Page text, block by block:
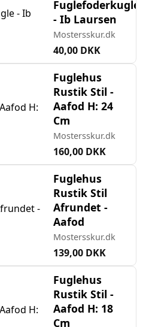
Fuglefoderkugle
- Ib Laursen
Mostersskur.dk
40,00 DKK
Fuglehus
Rustik Stil -
Aafod H: 24
Cm
Mostersskur.dk
160,00 DKK
Fuglehus
Rustik Stil
Afrundet -
Aafod
Mostersskur.dk
139,00 DKK
Fuglehus
Rustik Stil -
Aafod H: 18
Cm